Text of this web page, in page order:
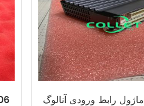
ماژول رابط ورودی آنالوگ FBM204